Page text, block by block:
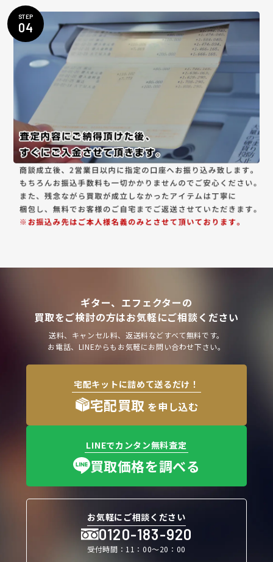
STEP
04
ギター、エフェクターの
買取をご検討の方はお気軽にご相談ください
送料、キャンセル料、返送料などすべて無料です。
お電話、LINEからもお気軽にお問い合わせ下さい。
宅配キットに詰めて送るだけ！
宅配買取 を申し込む
LINEでカンタン無料査定
買取価格を調べる
お気軽にご相談ください
0120-183-920
受付時間：11：00〜20：00